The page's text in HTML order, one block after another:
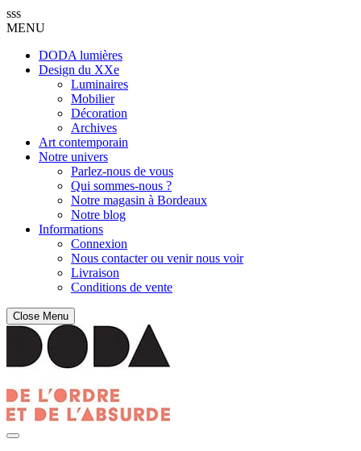
sss
MENU
DODA lumières
Design du XXe
Luminaires
Mobilier
Décoration
Archives
Art contemporain
Notre univers
Parlez-nous de vous
Qui sommes-nous ?
Notre magasin à Bordeaux
Notre blog
Informations
Connexion
Nous contacter ou venir nous voir
Livraison
Conditions de vente
Close Menu